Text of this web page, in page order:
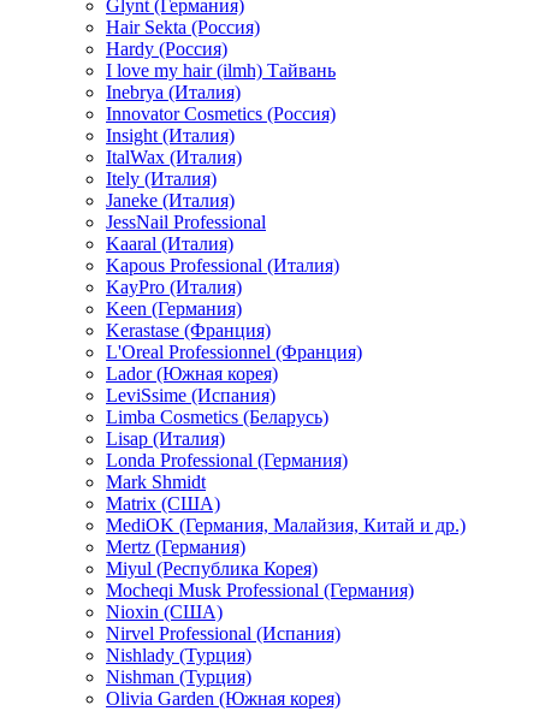
Glynt (Германия)
Hair Sekta (Россия)
Hardy (Россия)
I love my hair (ilmh) Тайвань
Inebrya (Италия)
Innovator Cosmetics (Россия)
Insight (Италия)
ItalWax (Италия)
Itely (Италия)
Janeke (Италия)
JessNail Professional
Kaaral (Италия)
Kapous Professional (Италия)
KayPro (Италия)
Keen (Германия)
Kerastase (Франция)
L'Oreal Professionnel (Франция)
Lador (Южная корея)
LeviSsime (Испания)
Limba Cosmetics (Беларусь)
Lisap (Италия)
Londa Professional (Германия)
Mark Shmidt
Matrix (США)
MediOK (Германия, Малайзия, Китай и др.)
Mertz (Германия)
Miyul (Республика Корея)
Mocheqi Musk Professional (Германия)
Nioxin (США)
Nirvel Professional (Испания)
Nishlady (Турция)
Nishman (Турция)
Olivia Garden (Южная корея)